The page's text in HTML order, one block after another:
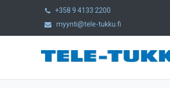
+358 9 4133 2200
myynti@tele-tukku.fi